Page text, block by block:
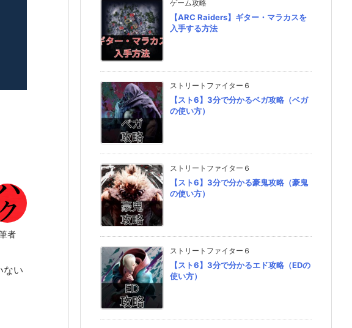
者
ない
ゲーム攻略
【ARC Raiders】ギター・マラカスを
入手する方法
ストリートファイター６
【スト6】3分で分かるベガ攻略（ベガ
の使い方）
ストリートファイター６
【スト6】3分で分かる豪鬼攻略（豪鬼
の使い方）
ストリートファイター６
【スト6】3分で分かるエド攻略（EDの
使い方）